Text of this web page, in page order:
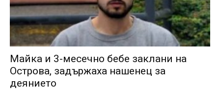
Майка и 3-месечно бебе заклани на
Острова, задържаха нашенец за
деянието